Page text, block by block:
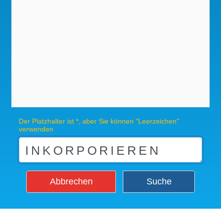
Der Platzhalter ist *, aber Sie können "Leerzeichen"
verwenden
Abbrechen Suche